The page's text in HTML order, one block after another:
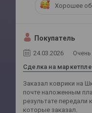
Хорошее
Покупатель
24.03.2026 Очень
Сделка на
Заказал коврики на
почте наложенным
результате передали
которые заказал.